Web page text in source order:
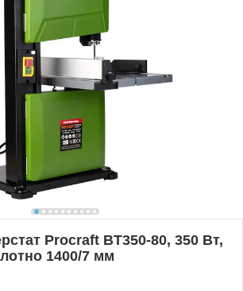
Procraft BT350-80, 350 Вт,
1400/7 мм